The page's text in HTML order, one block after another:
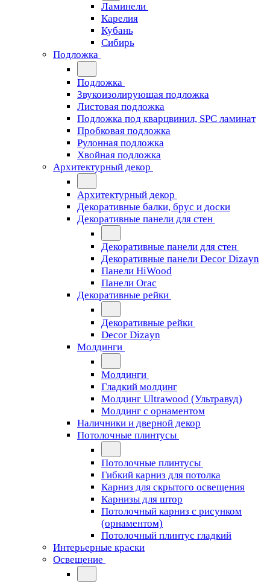
Ламинели
Карелия
Кубань
Сибирь
Подложка
Подложка
Звукоизолирующая подложка
Листовая подложка
Подложка под кварцвинил, SPC ламинат
Пробковая подложка
Рулонная подложка
Хвойная подложка
Архитектурный декор
Архитектурный декор
Декоративные балки, брус и доски
Декоративные панели для стен
Декоративные панели для стен
Декоративные панели Decor Dizayn
Панели HiWood
Панели Orac
Декоративные рейки
Декоративные рейки
Decor Dizayn
Молдинги
Молдинги
Гладкий молдинг
Молдинг Ultrawood (Ультравуд)
Молдинг с орнаментом
Наличники и дверной декор
Потолочные плинтусы
Потолочные плинтусы
Гибкий карниз для потолка
Карниз для скрытого освещения
Карнизы для штор
Потолочный карниз с рисунком
(орнаментом)
Потолочный плинтус гладкий
Интерьерные краски
Освещение